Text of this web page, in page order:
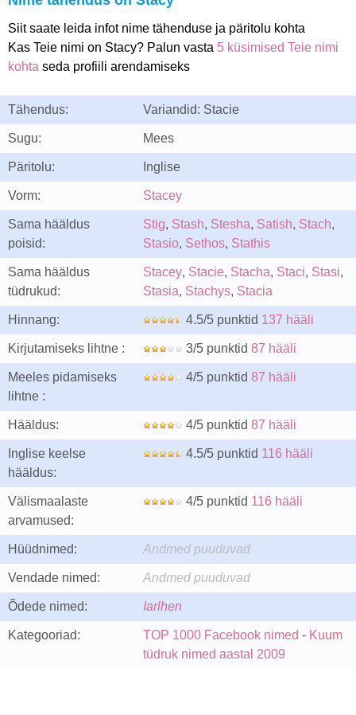
Siit saate leida infot nime tähenduse ja päritolu kohta
Kas Teie nimi on Stacy? Palun vasta 5 küsimised Teie nimi
kohta seda profiili arendamiseks
Tähendus: Variandid: Stacie
Sugu: Mees
Päritolu: Inglise
Vorm: Stacey
Sama hääldus
poisid:
Stig, Stash, Stesha, Satish, Stach,
Stasio, Sethos, Stathis
Sama hääldus
tüdrukud:
Stacey, Stacie, Stacha, Staci, Stasi,
Stasia, Stachys, Stacia
Hinnang: 4.5/5 punktid 137 hääli
Kirjutamiseks lihtne : 3/5 punktid 87 hääli
Meeles pidamiseks
lihtne :
4/5 punktid 87 hääli
Hääldus: 4/5 punktid 87 hääli
Inglise keelse
hääldus:
4.5/5 punktid 116 hääli
Välismaalaste
arvamused:
4/5 punktid 116 hääli
Hüüdnimed: Andmed puuduvad
Vendade nimed: Andmed puuduvad
Õdede nimed: Iarlhen
Kategooriad: TOP 1000 Facebook nimed - Kuum
tüdruk nimed aastal 2009